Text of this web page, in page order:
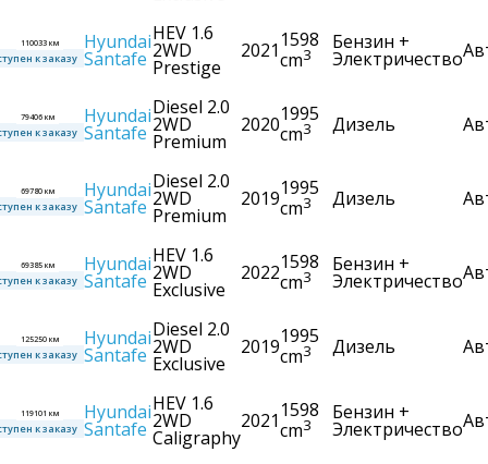
к заказу
110033 км Hyundai
Santafe
HEV 1.6
2WD
Prestige
2021 1598
cm3
Бензин +
Электричество
к заказу
79406 км Hyundai
Santafe
Diesel 2.0
2WD
Premium
20201995
cm3 Дизель
к заказу
69780 км Hyundai
Santafe
Diesel 2.0
2WD
Premium
20191995
cm3 Дизель
к заказу
69385 км Hyundai
Santafe
HEV 1.6
2WD
Exclusive
20221598
cm3
Бензин +
Электричество
к заказу
125250 км Hyundai
Santafe
Diesel 2.0
2WD
Exclusive
20191995
cm3 Дизель
к заказу
119101 км Hyundai
Santafe
HEV 1.6
2WD
Caligraphy
2021 1598
cm3
Бензин +
Электричество